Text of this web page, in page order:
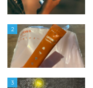
2
3